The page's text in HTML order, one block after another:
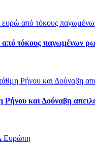
τόκους παγωμένων
και Δούναβη